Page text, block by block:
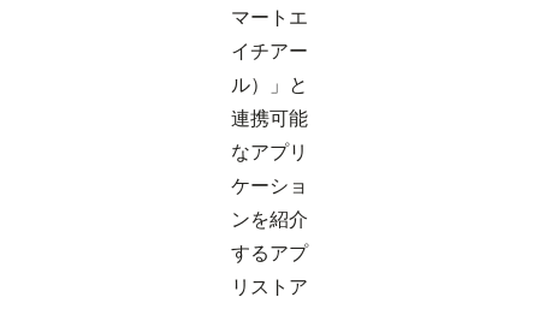
マートエ
イチアー
ル）」と
連携可能
なアプリ
ケーショ
ンを紹介
するアプ
リストア